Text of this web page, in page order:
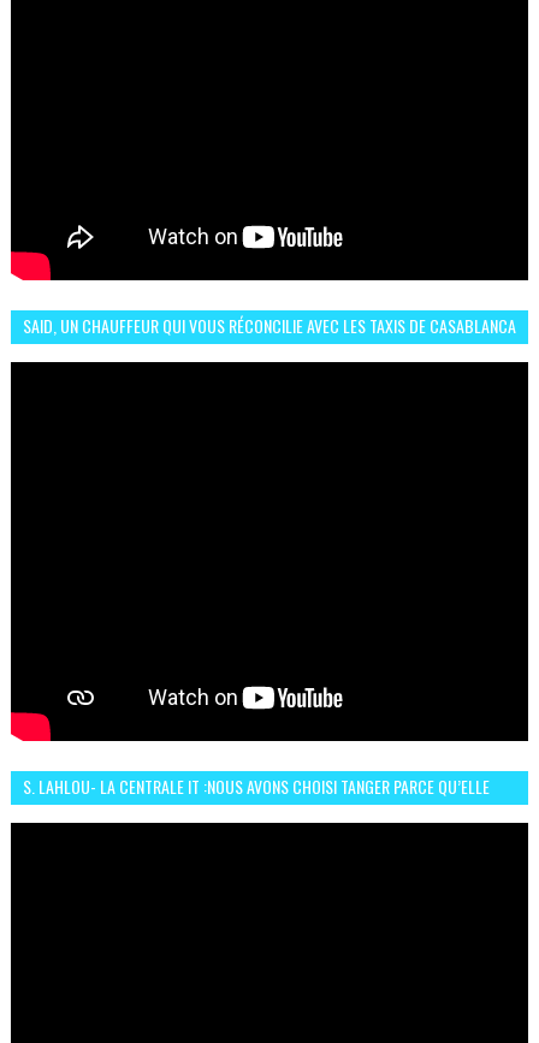
SAID, UN CHAUFFEUR QUI VOUS RÉCONCILIE AVEC LES TAXIS DE CASABLANCA
S. LAHLOU- LA CENTRALE IT :NOUS AVONS CHOISI TANGER PARCE QU’ELLE